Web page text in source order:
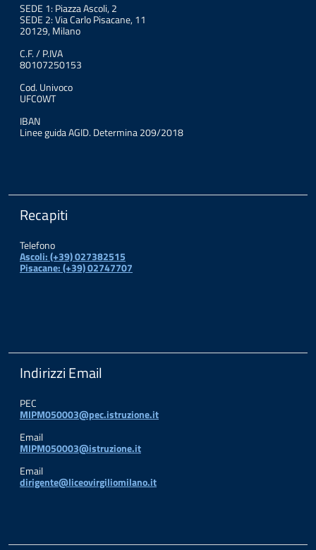
SEDE 1: Piazza Ascoli, 2
SEDE 2: Via Carlo Pisacane, 11
20129, Milano
C.F. / P.IVA
80107250153
Cod. Univoco
UFC0WT
IBAN
Linee guida AGID. Determina 209/2018
Recapiti
Telefono
Ascoli: (+39) 027382515
Pisacane: (+39) 02747707
Indirizzi Email
PEC
MIPM050003@pec.istruzione.it
Email
MIPM050003@istruzione.it
Email
dirigente@liceovirgiliomilano.it